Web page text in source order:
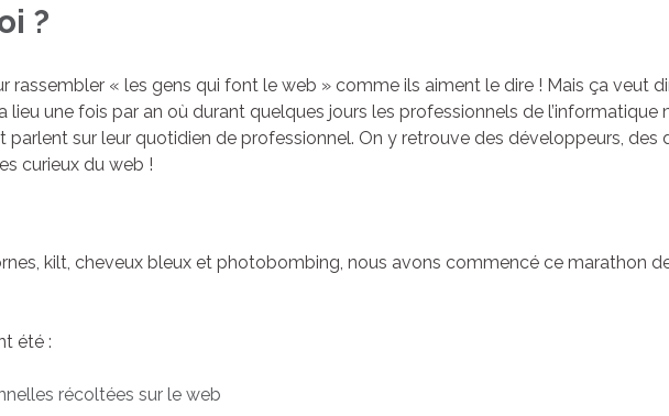
?
rassembler « les gens qui font le web » comme ils aiment le dire ! Mais ça veut
lieu une fois par an où durant quelques jours les professionnels de l’informatique
sur leur quotidien de professionnel. On y retrouve des développeurs, des
curieux du web !
kilt, cheveux bleux et photobombing, nous avons commencé ce marathon
été :
récoltées sur le web